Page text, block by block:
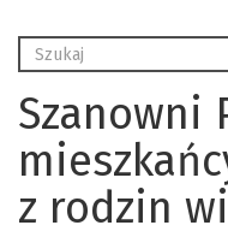
Wyszukaj
Szanowni
z rodzin